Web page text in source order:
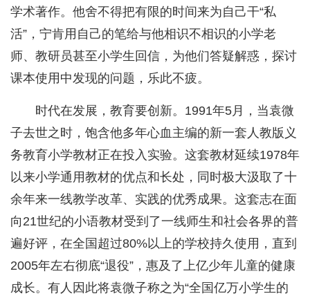
学术著作。他舍不得把有限的时间来为自己干“私
活”，宁肯用自己的笔给与他相识不相识的小学老
师、教研员甚至小学生回信，为他们答疑解惑，探讨
课本使用中发现的问题，乐此不疲。
时代在发展，教育要创新。1991年5月，当袁微
子去世之时，饱含他多年心血主编的新一套人教版义
务教育小学教材正在投入实验。这套教材延续1978年
以来小学通用教材的优点和长处，同时极大汲取了十
余年来一线教学改革、实践的优秀成果。这套志在面
向21世纪的小语教材受到了一线师生和社会各界的普
遍好评，在全国超过80%以上的学校持久使用，直到
2005年左右彻底“退役”，惠及了上亿少年儿童的健康
成长。有人因此将袁微子称之为“全国亿万小学生的